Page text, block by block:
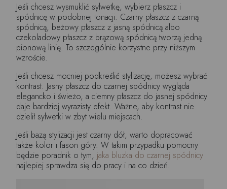
Jeśli chcesz wysmuklić sylwetkę, wybierz płaszcz i
spódnicę w podobnej tonacji. Czarny płaszcz z czarną
spódnicą, beżowy płaszcz z jasną spódnicą albo
czekoladowy płaszcz z brązową spódnicą tworzą jedną
pionową linię. To szczególnie korzystne przy niższym
wzroście.
Jeśli chcesz mocniej podkreślić stylizację, możesz wybrać
kontrast. Jasny płaszcz do czarnej spódnicy wygląda
elegancko i świeżo, a ciemny płaszcz do jasnej spódnicy
daje bardziej wyrazisty efekt. Ważne, aby kontrast nie
dzielił sylwetki w zbyt wielu miejscach.
Jeśli bazą stylizacji jest czarny dół, warto dopracować
także kolor i fason góry. W takim przypadku pomocny
będzie poradnik o tym, jaka bluzka do czarnej spódnicy
najlepiej sprawdza się do pracy i na co dzień.